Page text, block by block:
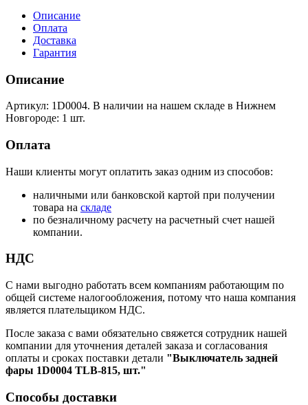
Описание
Оплата
Доставка
Гарантия
Описание
Артикул: 1D0004. В наличии на нашем складе в Нижнем
Новгороде: 1 шт.
Оплата
Наши клиенты могут оплатить заказ одним из способов:
наличными или банковской картой при получении
товара на складе
по безналичному расчету на расчетный счет нашей
компании.
НДС
С нами выгодно работать всем компаниям работающим по
общей системе налогообложения, потому что наша компания
является плательщиком НДС.
После заказа с вами обязательно свяжется сотрудник нашей
компании для уточнения деталей заказа и согласования
оплаты и сроках поставки детали "Выключатель задней
фары 1D0004 TLB-815, шт."
Способы доставки